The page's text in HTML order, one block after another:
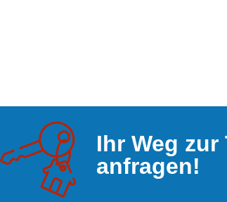
Ihr Weg
anfragen!